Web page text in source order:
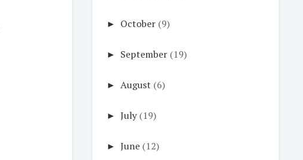
► October (9)
► September (19)
► August (6)
► July (19)
► June (12)